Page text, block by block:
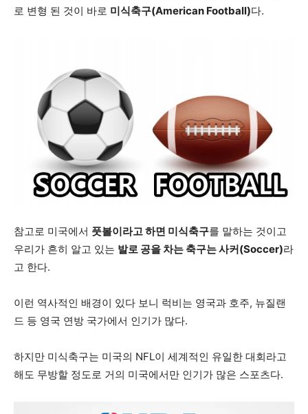
로 변형 된 것이 바로 미식축구(American Football)다.
참고로 미국에서 풋볼이라고 하면 미식축구를 말하는 것이고
우리가 흔히 알고 있는 발로 공을 차는 축구는 사커(Soccer)라
고 한다.
이런 역사적인 배경이 있다 보니 럭비는 영국과 호주, 뉴질랜
드 등 영국 연방 국가에서 인기가 많다.
하지만 미식축구는 미국의 NFL이 세계적인 유일한 대회라고
해도 무방할 정도로 거의 미국에서만 인기가 많은 스포츠다.